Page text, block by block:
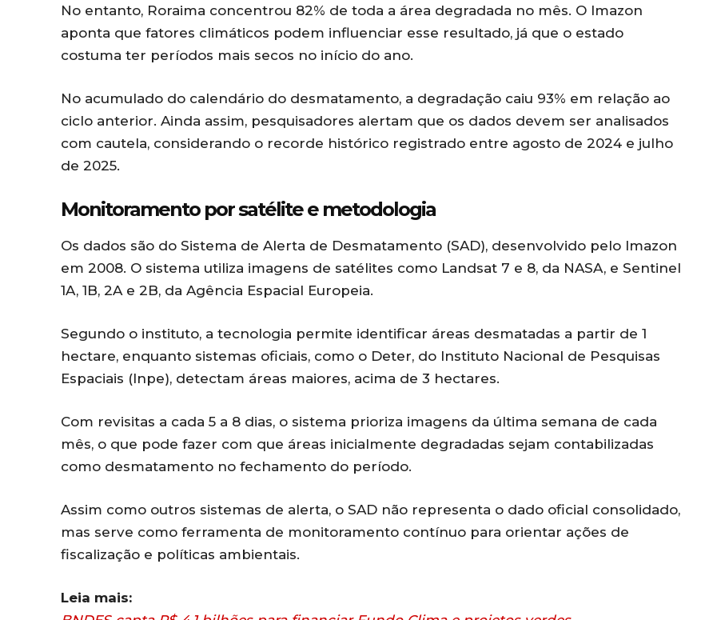
No entanto, Roraima concentrou 82% de toda a área degradada no mês. O Imazon
aponta que fatores climáticos podem influenciar esse resultado, já que o estado
costuma ter períodos mais secos no início do ano.
No acumulado do calendário do desmatamento, a degradação caiu 93% em relação ao
ciclo anterior. Ainda assim, pesquisadores alertam que os dados devem ser analisados
com cautela, considerando o recorde histórico registrado entre agosto de 2024 e julho
de 2025.
Monitoramento por satélite e metodologia
Os dados são do Sistema de Alerta de Desmatamento (SAD), desenvolvido pelo Imazon
em 2008. O sistema utiliza imagens de satélites como Landsat 7 e 8, da NASA, e Sentinel
1A, 1B, 2A e 2B, da Agência Espacial Europeia.
Segundo o instituto, a tecnologia permite identificar áreas desmatadas a partir de 1
hectare, enquanto sistemas oficiais, como o Deter, do Instituto Nacional de Pesquisas
Espaciais (Inpe), detectam áreas maiores, acima de 3 hectares.
Com revisitas a cada 5 a 8 dias, o sistema prioriza imagens da última semana de cada
mês, o que pode fazer com que áreas inicialmente degradadas sejam contabilizadas
como desmatamento no fechamento do período.
Assim como outros sistemas de alerta, o SAD não representa o dado oficial consolidado,
mas serve como ferramenta de monitoramento contínuo para orientar ações de
fiscalização e políticas ambientais.
Leia mais: